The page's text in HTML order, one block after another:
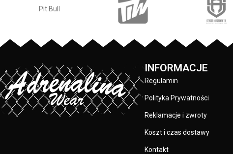
nadrukowany napis z tyłu – nieścieralny
nadruk wykonany specjalistyczną metodą
INFORMACJE
Regulamin
Polityka Prywatności
Reklamacje i zwroty
Koszt i czas dostawy
Kontakt